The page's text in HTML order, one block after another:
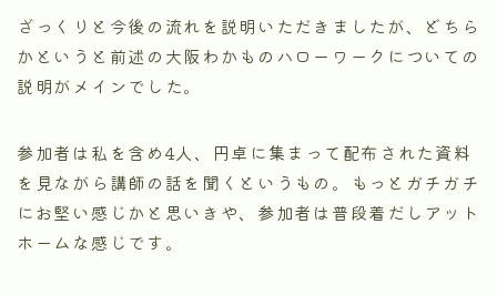
ざっくりと今後の流れを説明いただきましたが、どちら
かというと前述の大阪わかものハローワークについての
説明がメインでした。
参加者は私を含め4人、円卓に集まって配布された資料
を見ながら講師の話を聞くというもの。もっとガチガチ
にお堅い感じかと思いきや、参加者は普段着だしアット
ホームな感じです。